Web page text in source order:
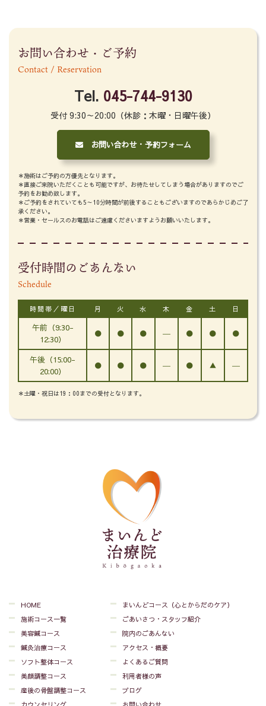
お問い合わせ・ご予約
Contact / Reservation
Tel. 045-744-9130
受付 9:30～20:00（休診：木曜・日曜午後）
お問い合わせ・予約フォーム
＊施術はご予約の方優先となります。
＊直接ご来院いただくことも可能ですが、お待たせしてしまう場合がありますのでご
予約をお勧め致します。
＊ご予約をされていても5～10分時間が前後することもございますのであらかじめご了
承ください。
＊営業・セールスのお電話はご遠慮くださいますようお願いいたします。
受付時間のごあんない
Schedule
時間帯／曜日 月 火 水 木 金 土 日
午前（9:30-
12:30）
● ● ● ― ● ● ●
午後（15:00-
20:00）
● ● ● ― ● ▲ ―
＊土曜・祝日は19：00までの受付となります。
HOME
施術コース一覧
美容鍼コース
鍼灸治療コース
ソフト整体コース
美顔調整コース
産後の骨盤調整コース
まいんどコース（心とからだのケア）
ごあいさつ・スタッフ紹介
院内のごあんない
アクセス・概要
よくあるご質問
利用者様の声
ブログ